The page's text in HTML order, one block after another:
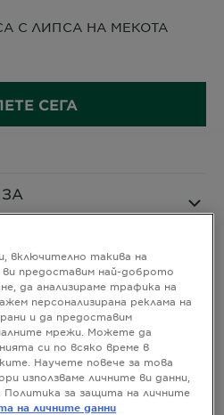
С ЛИПСА НА МЕКОТА
СЕГА
включително такива на
предоставим най-доброто
да анализираме трафика на
персонализирана реклама на
и да предоставим
мрежи. Можете да
си по всяко време в
Научете повече за това
използваме личните ви данни,
за защита на личните
на личните данни